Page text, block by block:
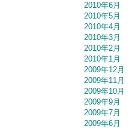
2010年6月
2010年5月
2010年4月
2010年3月
2010年2月
2010年1月
2009年12月
2009年11月
2009年10月
2009年9月
2009年7月
2009年6月